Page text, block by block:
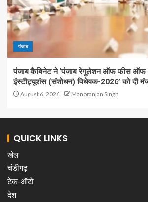
पंजाब
पंजाब कैबिनेट ने ‘पंजाब रेगुलेशन ऑफ फीस
इंस्टीट्यूशंस (संशोधन) विधेयक-2026’ को दी
August 6, 2026 Manoranjan Singh
QUICK LINKS
खेल
चंडीगढ़
टेक-ऑटो
देश